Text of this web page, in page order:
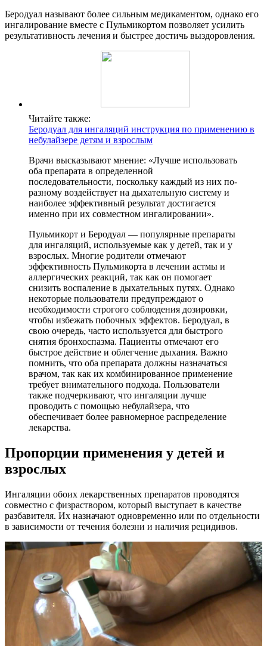
Беродуал называют более сильным медикаментом, однако его
ингалирование вместе с Пульмикортом позволяет усилить
результативность лечения и быстрее достичь выздоровления.
Читайте также:
Беродуал для ингаляций инструкция по применению в
небулайзере детям и взрослым
Врачи высказывают мнение: «Лучше использовать
оба препарата в определенной
последовательности, поскольку каждый из них по-
разному воздействует на дыхательную систему и
наиболее эффективный результат достигается
именно при их совместном ингалировании».
Пульмикорт и Беродуал — популярные препараты
для ингаляций, используемые как у детей, так и у
взрослых. Многие родители отмечают
эффективность Пульмикорта в лечении астмы и
аллергических реакций, так как он помогает
снизить воспаление в дыхательных путях. Однако
некоторые пользователи предупреждают о
необходимости строгого соблюдения дозировки,
чтобы избежать побочных эффектов. Беродуал, в
свою очередь, часто используется для быстрого
снятия бронхоспазма. Пациенты отмечают его
быстрое действие и облегчение дыхания. Важно
помнить, что оба препарата должны назначаться
врачом, так как их комбинированное применение
требует внимательного подхода. Пользователи
также подчеркивают, что ингаляции лучше
проводить с помощью небулайзера, что
обеспечивает более равномерное распределение
лекарства.
Пропорции применения у детей и
взрослых
Ингаляции обоих лекарственных препаратов проводятся
совместно с физраствором, который выступает в качестве
разбавителя. Их назначают одновременно или по отдельности
в зависимости от течения болезни и наличия рецидивов.